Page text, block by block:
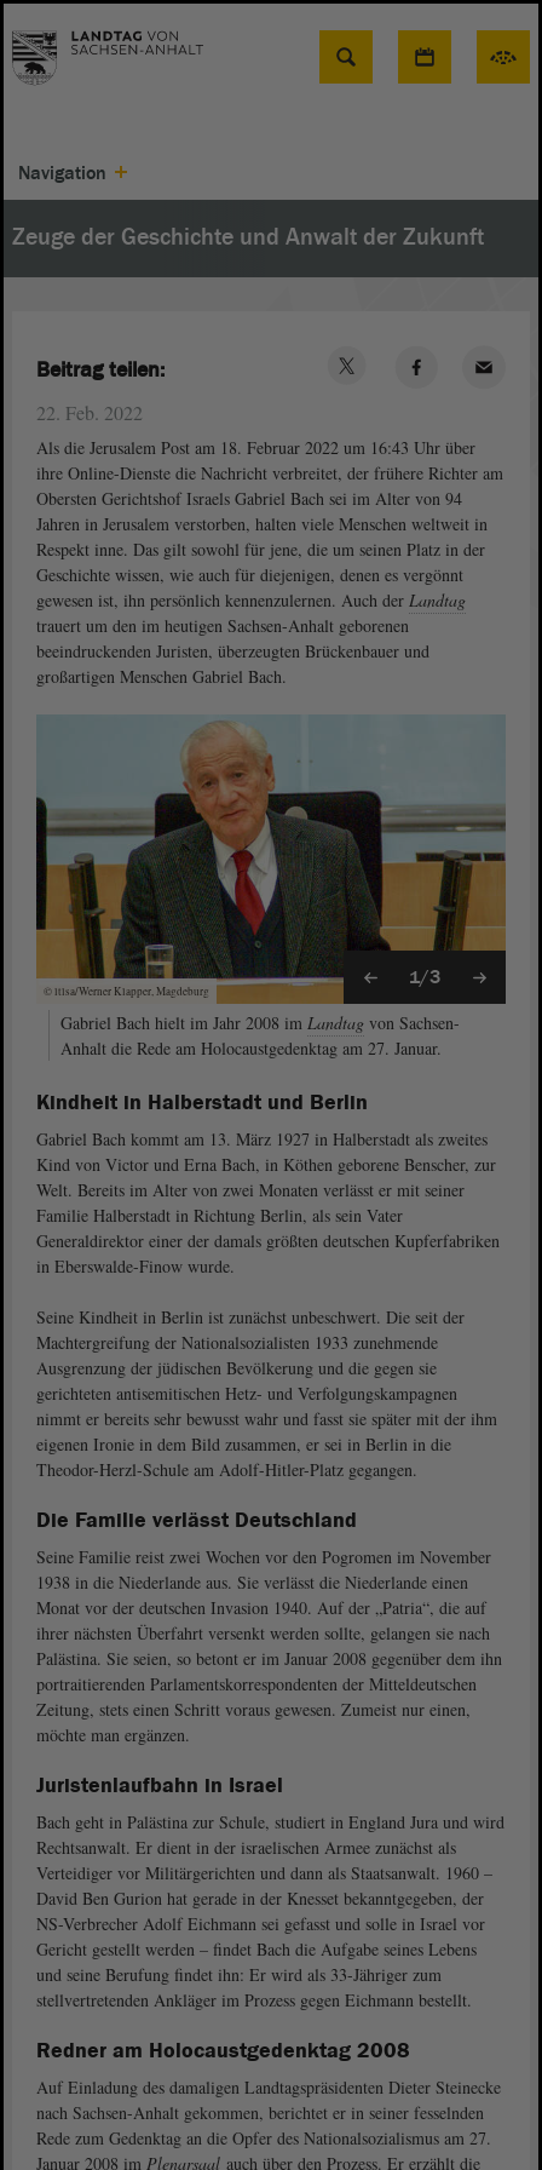
Suche
Navigation
Zeuge der Geschichte und Anwalt der Zukunft
22. Feb. 2022
Als die Jerusalem Post am 18. Februar 2022 um 16:43 Uhr über
ihre Online-Dienste die Nachricht verbreitet, der frühere Richter am
Obersten Gerichtshof Israels Gabriel Bach sei im Alter von 94
Jahren in Jerusalem verstorben, halten viele Menschen weltweit in
Respekt inne. Das gilt sowohl für jene, die um seinen Platz in der
Geschichte wissen, wie auch für diejenigen, denen es vergönnt
gewesen ist, ihn persönlich kennenzulernen. Auch der Landtag
trauert um den im heutigen Sachsen-Anhalt geborenen
beeindruckenden Juristen, überzeugten Brückenbauer und
großartigen Menschen Gabriel Bach.
© ltlsa/Werner Klapper, Magdeburg
1/3
Gabriel Bach hielt im Jahr 2008 im Landtag von Sachsen-
Anhalt die Rede am Holocaustgedenktag am 27. Januar.
Kindheit in Halberstadt und Berlin
Gabriel Bach kommt am 13. März 1927 in Halberstadt als zweites
Kind von Victor und Erna Bach, in Köthen geborene Benscher, zur
Welt. Bereits im Alter von zwei Monaten verlässt er mit seiner
Familie Halberstadt in Richtung Berlin, als sein Vater
Generaldirektor einer der damals größten deutschen Kupferfabriken
in Eberswalde-Finow wurde.
Seine Kindheit in Berlin ist zunächst unbeschwert. Die seit der
Machtergreifung der Nationalsozialisten 1933 zunehmende
Ausgrenzung der jüdischen Bevölkerung und die gegen sie
gerichteten antisemitischen Hetz- und Verfolgungskampagnen
nimmt er bereits sehr bewusst wahr und fasst sie später mit der ihm
eigenen Ironie in dem Bild zusammen, er sei in Berlin in die
Theodor-Herzl-Schule am Adolf-Hitler-Platz gegangen.
Die Familie verlässt Deutschland
Seine Familie reist zwei Wochen vor den Pogromen im November
1938 in die Niederlande aus. Sie verlässt die Niederlande einen
Monat vor der deutschen Invasion 1940. Auf der „Patria“, die auf
ihrer nächsten Überfahrt versenkt werden sollte, gelangen sie nach
Palästina. Sie seien, so betont er im Januar 2008 gegenüber dem ihn
portraitierenden Parlamentskorrespondenten der Mitteldeutschen
Zeitung, stets einen Schritt voraus gewesen. Zumeist nur einen,
möchte man ergänzen.
Juristenlaufbahn in Israel
Bach geht in Palästina zur Schule, studiert in England Jura und wird
Rechtsanwalt. Er dient in der israelischen Armee zunächst als
Verteidiger vor Militärgerichten und dann als Staatsanwalt. 1960 –
David Ben Gurion hat gerade in der Knesset bekanntgegeben, der
NS-Verbrecher Adolf Eichmann sei gefasst und solle in Israel vor
Gericht gestellt werden – findet Bach die Aufgabe seines Lebens
und seine Berufung findet ihn: Er wird als 33-Jähriger zum
stellvertretenden Ankläger im Prozess gegen Eichmann bestellt.
Redner am Holocaustgedenktag 2008
Auf Einladung des damaligen Landtagspräsidenten Dieter Steinecke
nach Sachsen-Anhalt gekommen, berichtet er in seiner fesselnden
Rede zum Gedenktag an die Opfer des Nationalsozialismus am 27.
Januar 2008 im Plenarsaal auch über den Prozess. Er erzählt die
Beitrag teilen: